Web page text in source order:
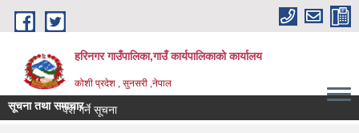
Skip to main content
हरिनगर गाउँपालिका,गाउँ कार्यपालिकाको कार्यालय
कोशी प्रदेश , सुनसरी ,नेपाल
सूचना तथा समाचार
बजार रेट पेश गर्ने सूचना